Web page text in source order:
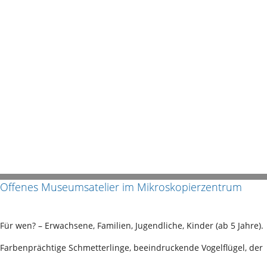
Offenes Museumsatelier im Mikroskopierzentrum
Für wen? – Erwachsene, Familien, Jugendliche, Kinder (ab 5 Jahre).
Farbenprächtige Schmetterlinge, beeindruckende Vogelflügel, der